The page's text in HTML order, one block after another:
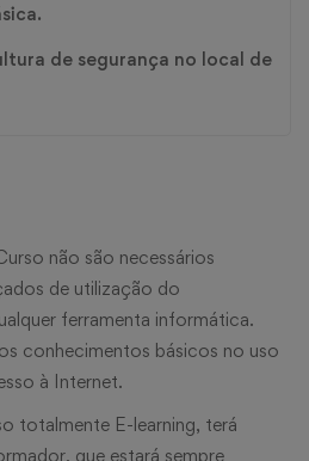
de segurança no local de
não são necessários
de utilização do
ferramenta informática.
conhecimentos básicos no uso
à Internet.
totalmente E-learning, terá
que estará sempre